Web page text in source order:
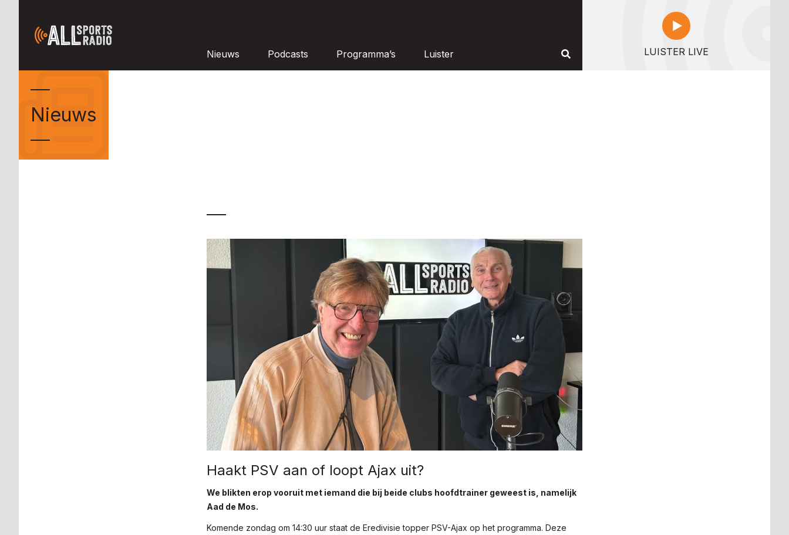
Nieuws Podcasts Programma’s Luister LUISTER LIVE
Nieuws
Haakt PSV aan of loopt Ajax uit?
We blikten erop vooruit met iemand die bij beide clubs hoofdtrainer geweest is, namelijk
Aad de Mos.
Komende zondag om 14:30 uur staat de Eredivisie topper PSV-Ajax op het programma. Deze